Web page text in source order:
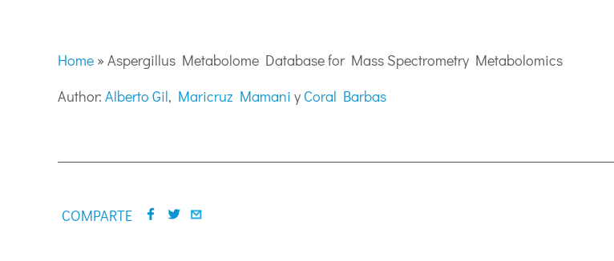
Home » Aspergillus Metabolome Database for Mass Spectrometry Metabolomics
Author: Alberto Gil, Maricruz Mamani y Coral Barbas
COMPARTE